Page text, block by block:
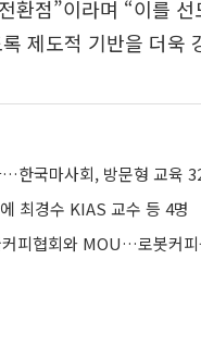
환점”이라며 “이를
제도적 기반을 더욱
한국마사회, 방문형 교육
최경수 KIAS 교수 등 4명
피협회와 MOU…로봇커